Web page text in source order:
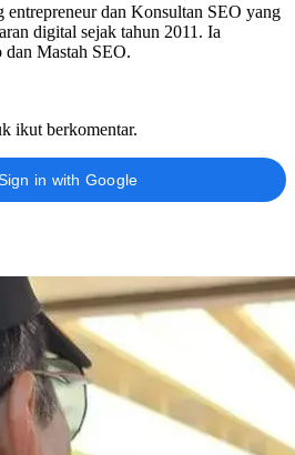
dan Konsultan SEO yang
digital sejak tahun 2011. Ia
dan Mastah SEO.
ikut berkomentar.
in with Google